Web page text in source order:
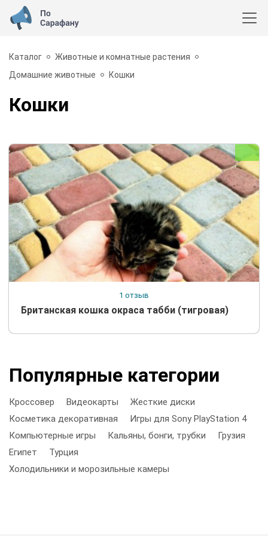
Каталог
Животные и комнатные растения
Домашние животные
Кошки
Кошки
1 отзыв
Британская кошка окраса табби (тигровая)
Популярные категории
Кроссовер Видеокарты
Жесткие диски
Косметика декоративная
Игры для Sony PlayStation 4
Компьютерные игры
Кальяны, бонги, трубки
Грузия
Египет
Турция
Холодильники и морозильные камеры